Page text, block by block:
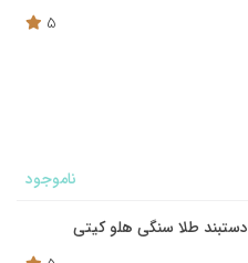
5
ناموجود
دستبند طلا سنگی هلو کیتی